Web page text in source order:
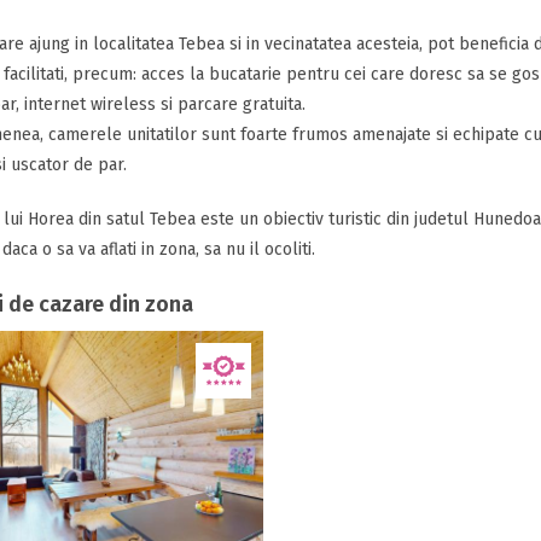
ajung in localitatea Tebea si in vecinatatea acesteia, pot
precum: acces la bucatarie pentru cei care doresc sa se
internet wireless si parcare gratuita.
camerele unitatilor sunt foarte frumos amenajate si echipate
uscator de par.
Horea din satul Tebea este un obiectiv turistic din judetul
o sa va aflati in zona, sa nu il ocoliti.
cazare din zona